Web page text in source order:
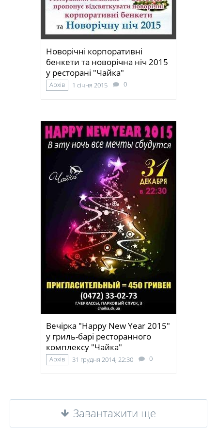
Новорічні корпоративні
бенкети та новорічна ніч 2015
у ресторані "Чайка"
Архів 1 січня 2015 0
Вечірка "Happy New Year 2015"
у гриль-барі ресторанного
комплексу "Чайка"
Архів 31 грудня 2014, 22:30 0
Завантажити ще